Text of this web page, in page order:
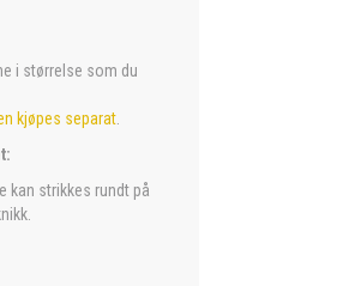
i størrelse som du
kjøpes separat
kan strikkes rundt på